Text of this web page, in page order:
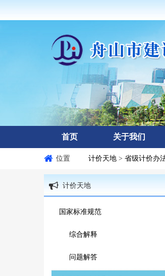
首页 关于我们
位置 计价天地 > 省级计价办
计价天地
国家标准规范
综合解释
问题解答